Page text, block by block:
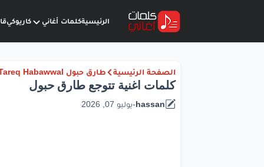
الرئيسيةكلمات أغاني كاريوكي
الصفحة الرئيسية طارق حبول Tareq Habawwal
كلمات اغنية تتوجع طارق حبول
hassan
-يوليو 07, 2026